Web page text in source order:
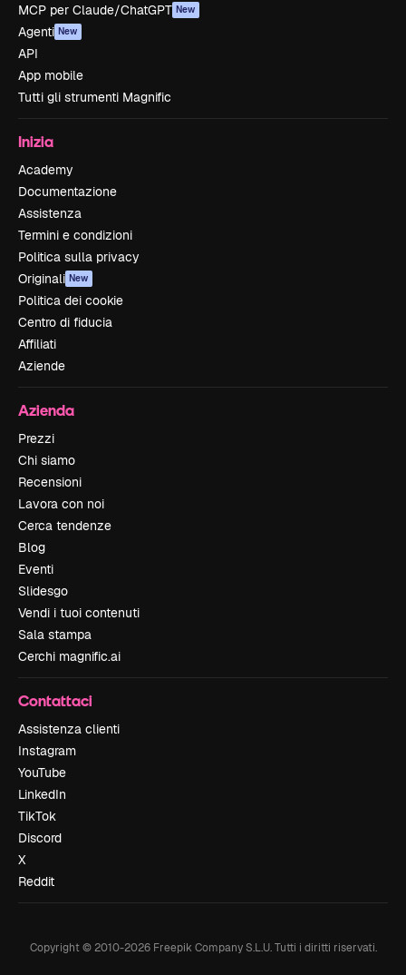
MCP per Claude/ChatGPT New
Agenti New
API
App mobile
Tutti gli strumenti Magnific
Inizia
Academy
Documentazione
Assistenza
Termini e condizioni
Politica sulla privacy
Originali New
Politica dei cookie
Centro di fiducia
Affiliati
Aziende
Azienda
Prezzi
Chi siamo
Recensioni
Lavora con noi
Cerca tendenze
Blog
Eventi
Slidesgo
Vendi i tuoi contenuti
Sala stampa
Cerchi magnific.ai
Contattaci
Assistenza clienti
Instagram
YouTube
LinkedIn
TikTok
Discord
X
Reddit
Copyright © 2010-2026Freepik Company S.L.U. Tutti i diritti riservati.